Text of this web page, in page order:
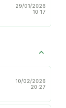
29/01/2026
10:17
10/02/2026
20:27